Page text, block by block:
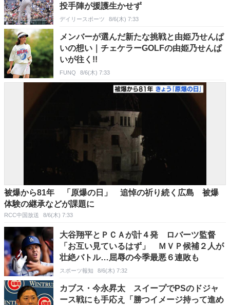
投手陣が援護生かせず
デイリースポーツ 8/6(木) 7:33
メンバーが選んだ新たな挑戦と由姫乃せんぱ
いの想い｜チェケラーGOLFの由姫乃せんぱ
いが往く!!
FUNQ 8/6(木) 7:33
被爆から81年 「原爆の日」 追悼の祈り続く広島 被爆
体験の継承などが課題に
RCC中国放送 8/6(木) 7:33
大谷翔平とＰＣＡが計４発 ロバーツ監督
「お互い見ているはず」 ＭＶＰ候補２人が
壮絶バトル…屈辱の今季最悪６連敗も
スポーツ報知 8/6(木) 7:32
カブス・今永昇太 スイープでPSのドジャ
ース戦にも手応え「勝つイメージ持って進め